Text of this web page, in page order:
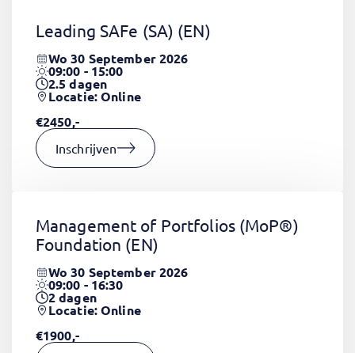
Leading SAFe (SA) (EN)
Wo 30 September 2026
09:00 - 15:00
2.5dagen
Locatie: Online
€2450,-
Inschrijven
Management of Portfolios (MoP®)
Foundation (EN)
Wo 30 September 2026
09:00 - 16:30
2dagen
Locatie: Online
€1900,-